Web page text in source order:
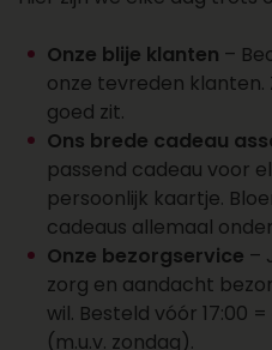
een account aan
Wil je over een week
bezorgen? Dat kan.
en vergeet je ze niet.
bestelling en wij
aantal cadeaus laten
afdeling staat klaar
personalisaties en
een account aan,
neem contact op met
vragen over het
Bereik ons op 088 - 110
Onze blije klanten –
onze tevreden klanten.
goed zit.
Ons brede cadeau
passend cadeau voor
persoonlijk kaartje.
cadeaus allemaal
Onze bezorgservice –
zorg en aandacht
wil. Besteld vóór 17:00
(m.u.v. zondag).